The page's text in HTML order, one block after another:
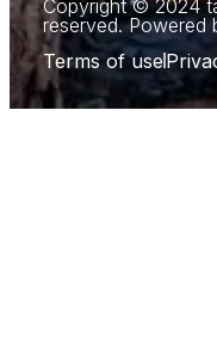
Copyright © 2024
reserved. Powered
Terms of use